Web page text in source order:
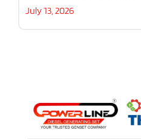
July 13, 2026